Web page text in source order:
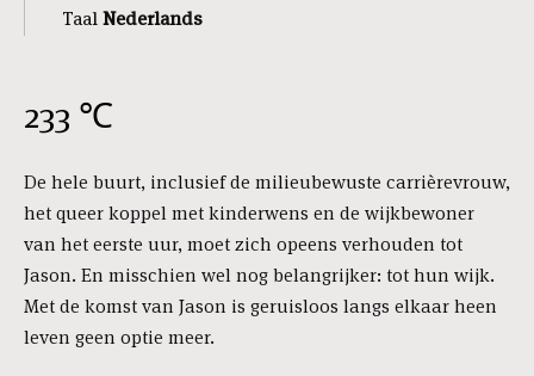
Taal Nederlands
233 ℃
De hele buurt, inclusief de milieubewuste carrièrevrouw,
het queer koppel met kinderwens en de wijkbewoner
van het eerste uur, moet zich opeens verhouden tot
Jason. En misschien wel nog belangrijker: tot hun wijk.
Met de komst van Jason is geruisloos langs elkaar heen
leven geen optie meer.